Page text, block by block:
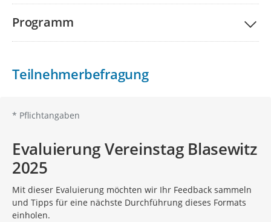
Programm
Teilnehmerbefragung
* Pflichtangaben
Evaluierung Vereinstag Blasewitz
2025
Mit dieser Evaluierung möchten wir Ihr Feedback sammeln
und Tipps für eine nächste Durchführung dieses Formats
einholen.